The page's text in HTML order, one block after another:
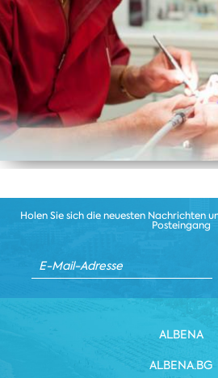
Holen Sie sich die neuesten Nachrichten
Posteingang
ALBENA
ALBENA.BG